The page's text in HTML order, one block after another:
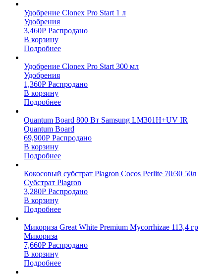
Удобрение Clonex Pro Start 1 л
Удобрения
3,460Р Распродано
В корзину
Подробнее
Удобрение Clonex Pro Start 300 мл
Удобрения
1,360Р Распродано
В корзину
Подробнее
Quantum Board 800 Вт Samsung LM301H+UV IR
Quantum Board
69,900Р Распродано
В корзину
Подробнее
Кокосовый субстрат Plagron Cocos Perlite 70/30 50л
Субстрат Plagron
3,280Р Распродано
В корзину
Подробнее
Микориза Great White Premium Mycorrhizae 113,4 гр
Микориза
7,660Р Распродано
В корзину
Подробнее